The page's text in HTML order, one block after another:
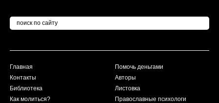
Главная
Контакты
Библиотека
Как молиться?
Помочь деньгами
Авторы
Листовка
Православные психологи